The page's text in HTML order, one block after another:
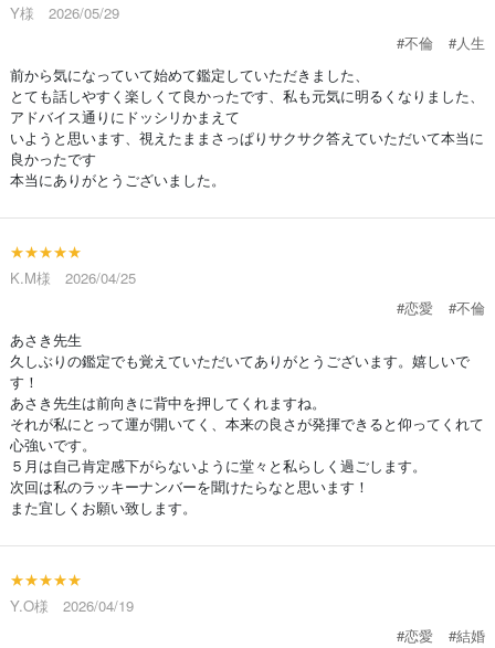
Y様 2026/05/29
#不倫
#人生
前から気になっていて始めて鑑定していただきました、
とても話しやすく楽しくて良かったです、私も元気に明るくなりました、
アドバイス通りにドッシリかまえて
いようと思います、視えたままさっぱりサクサク答えていただいて本当に
良かったです
本当にありがとうございました。
★★★★★
K.M様 2026/04/25
#恋愛
#不倫
あさき先生
久しぶりの鑑定でも覚えていただいてありがとうございます。嬉しいで
す！
あさき先生は前向きに背中を押してくれますね。
それが私にとって運が開いてく、本来の良さが発揮できると仰ってくれて
心強いです。
５月は自己肯定感下がらないように堂々と私らしく過ごします。
次回は私のラッキーナンバーを聞けたらなと思います！
また宜しくお願い致します。
★★★★★
Y.O様 2026/04/19
#恋愛
#結婚